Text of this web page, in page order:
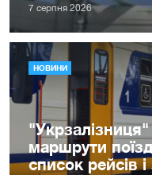
7 серпня 2026
НОВИНИ
маршрути
список рейсів